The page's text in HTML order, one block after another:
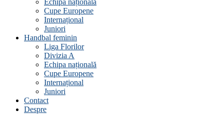
Echipa națională
Cupe Europene
Internațional
Juniori
Handbal feminin
Liga Florilor
Divizia A
Echipa națională
Cupe Europene
Internațional
Juniori
Contact
Despre